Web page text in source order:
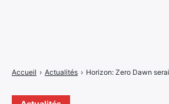
Accueil › Actualités › Horizon: Zero Dawn